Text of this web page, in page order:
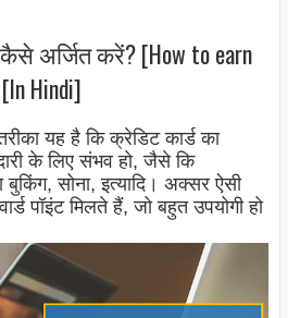
अर्जित करें? [How to earn
Hindi]
यह है कि क्रेडिट कार्ड का
के लिए संभव हो, जैसे कि
बुकिंग, सोना, इत्यादि। अक्सर ऐसी
पॉइंट मिलते हैं, जो बहुत उपयोगी हो